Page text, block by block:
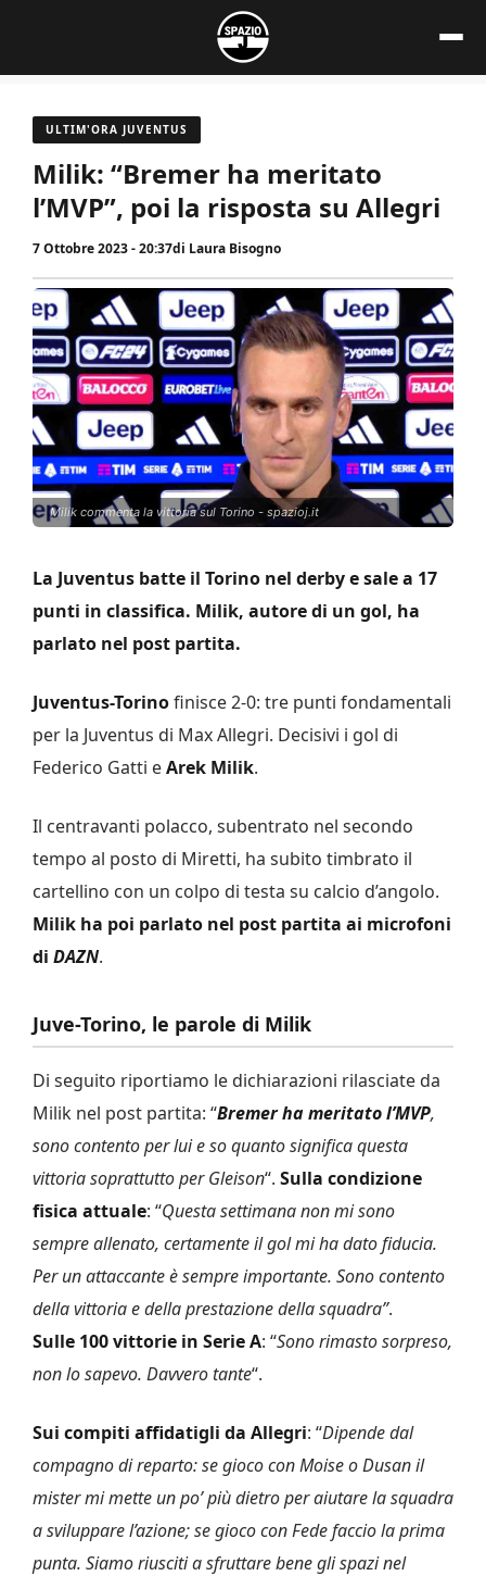
contenuto
ULTIM'ORA JUVENTUS
Milik: “Bremer ha meritato
l’MVP”, poi la risposta su Allegri
7 Ottobre 2023 - 20:37di Laura Bisogno
Milik commenta la vittoria sul Torino - spazioj.it
La Juventus batte il Torino nel derby e sale a 17
punti in classifica. Milik, autore di un gol, ha
parlato nel post partita.
Juventus-Torinofinisce 2-0: tre punti fondamentali
per la Juventus di Max Allegri. Decisivi i gol di
Federico Gatti eArek Milik.
Il centravanti polacco, subentrato nel secondo
tempo al posto di Miretti, ha subito timbrato il
cartellino con un colpo di testa su calcio d’angolo.
Milik ha poi parlato nel post partita ai microfoni
di DAZN.
Juve-Torino, le parole di Milik
Di seguito riportiamo le dichiarazioni rilasciate da
Milik nel post partita: “Bremer ha meritato l’MVP,
sono contento per lui e so quanto significa questa
vittoria soprattutto per Gleison“. Sulla condizione
fisica attuale: “Questa settimana non mi sono
sempre allenato, certamente il gol mi ha dato fiducia.
Per un attaccante è sempre importante. Sono contento
della vittoria e della prestazione della squadra”.
Sulle 100 vittorie in Serie A: “Sono rimasto sorpreso,
non lo sapevo. Davvero tante“.
Sui compiti affidatigli da Allegri: “Dipende dal
compagno di reparto: se gioco con Moise o Dusan il
mister mi mette un po’ più dietro per aiutare la squadra
a sviluppare l’azione; se gioco con Fede faccio la prima
punta. Siamo riusciti a sfruttare bene gli spazi nel